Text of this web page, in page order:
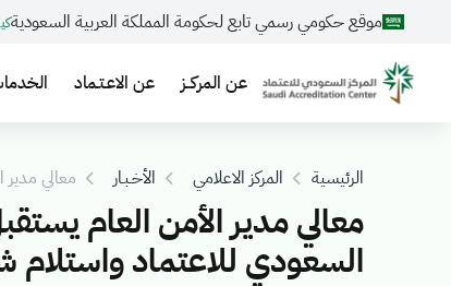
موقع حكومي رسمي تابع لحكومة المملكة العربية السعودية
عن المركــز عن الاعـتـماد
الرئيسية المركز الاعلامي الأخـبـار معالي مدير
معالي مدير الأمن العام
السعودي للاعتماد واستلام